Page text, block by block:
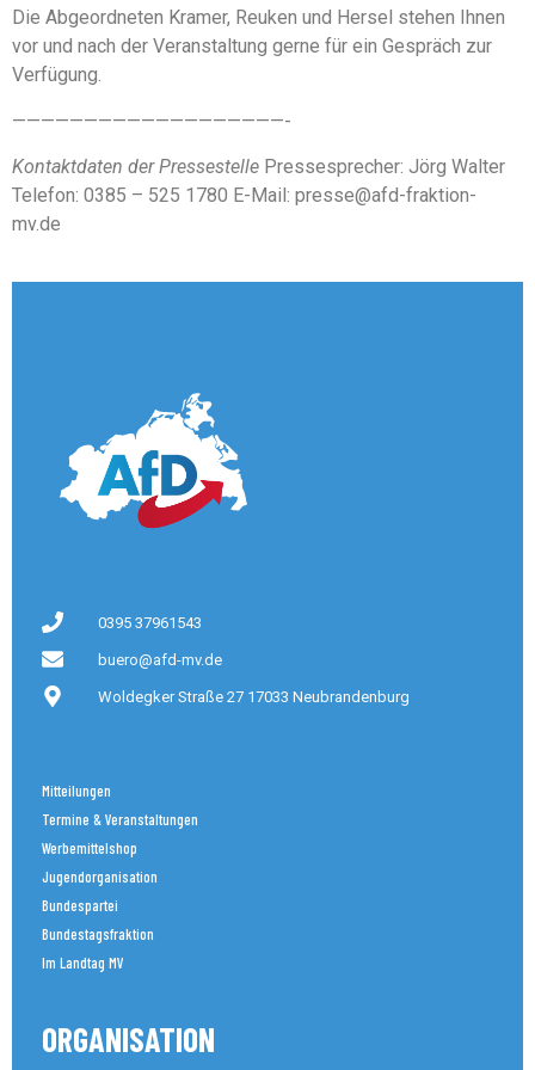
Die Abgeordneten Kramer, Reuken und Hersel stehen Ihnen
vor und nach der Veranstaltung gerne für ein Gespräch zur
Verfügung.
———————————————————-
Kontaktdaten der Pressestelle Pressesprecher: Jörg Walter
Telefon: 0385 – 525 1780 E-Mail: presse@afd-fraktion-
mv.de
0395 37961543
buero@afd-mv.de
Woldegker Straße 27 17033 Neubrandenburg
Mitteilungen
Termine & Veranstaltungen
Werbemittelshop
Jugendorganisation
Bundespartei
Bundestagsfraktion
Im Landtag MV
ORGANISATION